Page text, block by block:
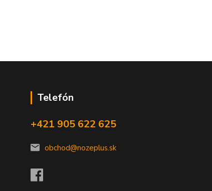
Telefón
+421 905 622 625
obchod@nozeplus.sk